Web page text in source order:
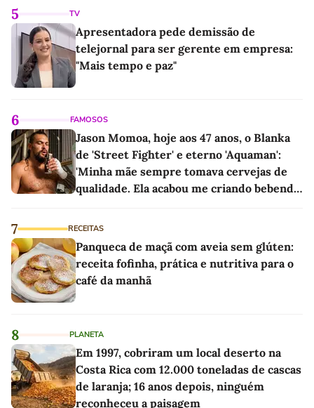
5 TV
Apresentadora pede demissão de
telejornal para ser gerente em empresa:
"Mais tempo e paz"
6 FAMOSOS
Jason Momoa, hoje aos 47 anos, o Blanka
de 'Street Fighter' e eterno 'Aquaman':
'Minha mãe sempre tomava cervejas de
qualidade. Ela acabou me criando bebendo
7 RECEITAS
Panqueca de maçã com aveia sem glúten:
receita fofinha, prática e nutritiva para o
café da manhã
8 PLANETA
Em 1997, cobriram um local deserto na
Costa Rica com 12.000 toneladas de cascas
de laranja; 16 anos depois, ninguém
reconheceu a paisagem